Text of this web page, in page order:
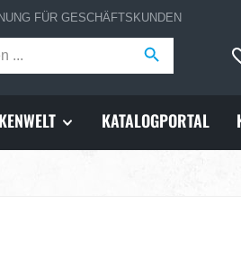
FÜR GESCHÄFTSKUNDEN
KATALOGPORTAL